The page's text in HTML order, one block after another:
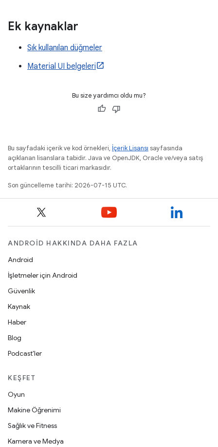
Ek kaynaklar
Sık kullanılan düğmeler
Material UI belgeleri
Bu size yardımcı oldu mu?
Bu sayfadaki içerik ve kod örnekleri, İçerik Lisansı sayfasında
açıklanan lisanslara tabidir. Java ve OpenJDK, Oracle ve/veya satış
ortaklarının tescilli ticari markasıdır.
Son güncelleme tarihi: 2026-07-15 UTC.
ANDROID HAKKINDA DAHA FAZLA
Android
İşletmeler için Android
Güvenlik
Kaynak
Haber
Blog
Podcast'ler
KEŞFET
Oyun
Makine Öğrenimi
Sağlık ve Fitness
Kamera ve Medya